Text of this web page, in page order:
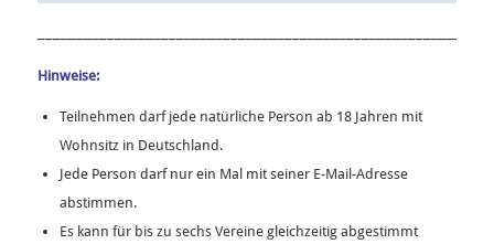
Hinweise:
Teilnehmen darf jede natürliche Person ab 18 Jahren mit
Wohnsitz in Deutschland.
Jede Person darf nur ein Mal mit seiner E-Mail-Adresse
abstimmen.
Es kann für bis zu sechs Vereine gleichzeitig abgestimmt